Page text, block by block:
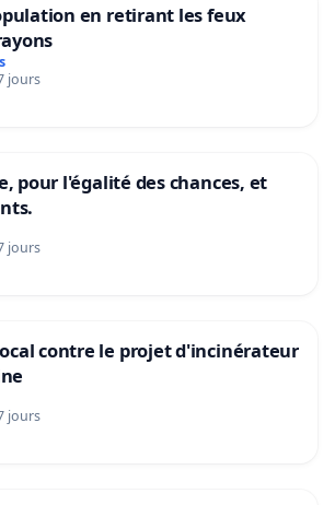
en retirant les feux
jours
pour l'égalité des chances, et
jours
contre le projet d'incinérateur
jours